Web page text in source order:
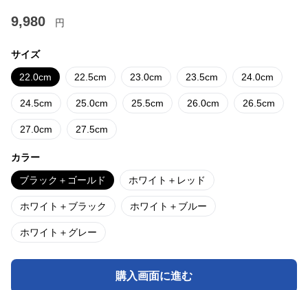
9,980 円
サイズ
22.0cm 22.5cm 23.0cm 23.5cm 24.0cm
24.5cm 25.0cm 25.5cm 26.0cm 26.5cm
27.0cm 27.5cm
カラー
ブラック＋ゴールド ホワイト＋レッド
ホワイト＋ブラック ホワイト＋ブルー
ホワイト＋グレー
購入画面に進む